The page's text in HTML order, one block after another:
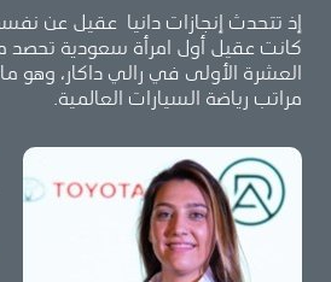
كانت عقيل أول امرأة سعودية تحصد
العشرة الأولى في رالي داكار، وهو
مراتب رياضة السيارات العالمية.